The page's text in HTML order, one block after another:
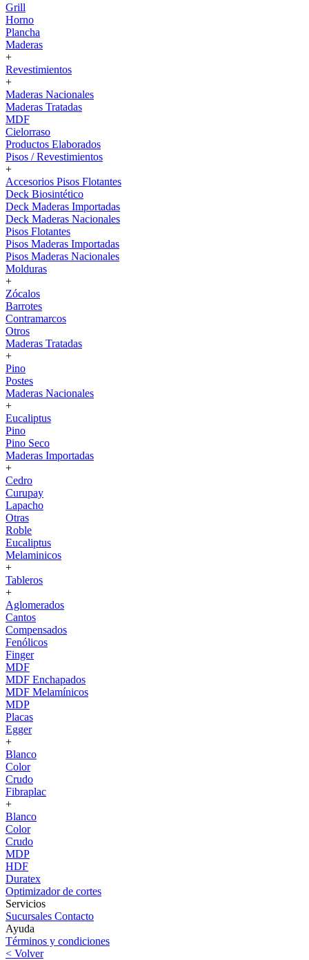
Grill
Horno
Plancha
Maderas
+
Revestimientos
+
Maderas Nacionales
Maderas Tratadas
MDF
Cielorraso
Productos Elaborados
Pisos / Revestimientos
+
Accesorios Pisos Flotantes
Deck Biosintético
Deck Maderas Importadas
Deck Maderas Nacionales
Pisos Flotantes
Pisos Maderas Importadas
Pisos Maderas Nacionales
Molduras
+
Zócalos
Barrotes
Contramarcos
Otros
Maderas Tratadas
+
Pino
Postes
Maderas Nacionales
+
Eucaliptus
Pino
Pino Seco
Maderas Importadas
+
Cedro
Curupay
Lapacho
Otras
Roble
Eucaliptus
Melaminicos
+
Tableros
+
Aglomerados
Cantos
Compensados
Fenólicos
Finger
MDF
MDF Enchapados
MDF Melamínicos
MDP
Placas
Egger
+
Blanco
Color
Crudo
Fibraplac
+
Blanco
Color
Crudo
MDP
HDF
Duratex
Optimizador de cortes
Servicios
Sucursales Contacto
Ayuda
Términos y condiciones
< Volver